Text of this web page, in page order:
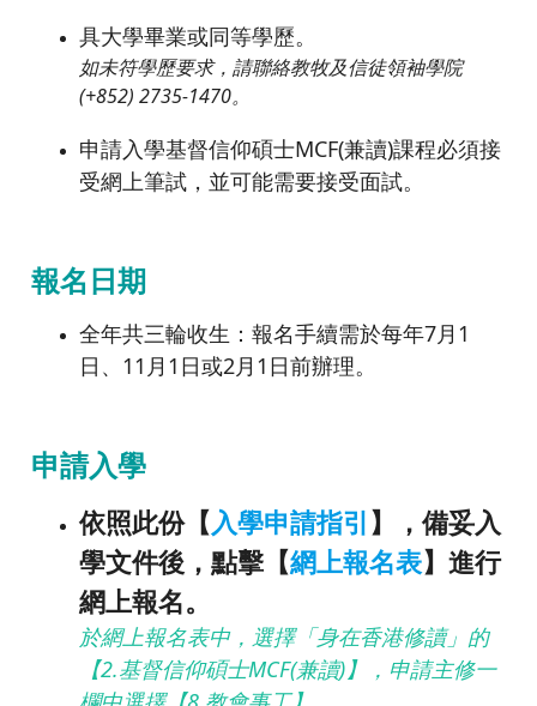
具大學畢業或同等學歷。
如未符學歷要求，請聯絡教牧及信徒領袖學院
(+852) 2735-1470。
申請入學基督信仰碩士MCF(兼讀)課程必須接
受網上筆試，並可能需要接受面試。
報名日期
全年共三輪收生：報名手續需於每年7月1
日、11月1日或2月1日前辦理。
申請入學
依照此份【入學申請指引】，備妥入
學文件後，點擊【網上報名表】進行
網上報名。
於網上報名表中，選擇「身在香港修讀」的
【2.基督信仰碩士MCF(兼讀)】，申請主修一